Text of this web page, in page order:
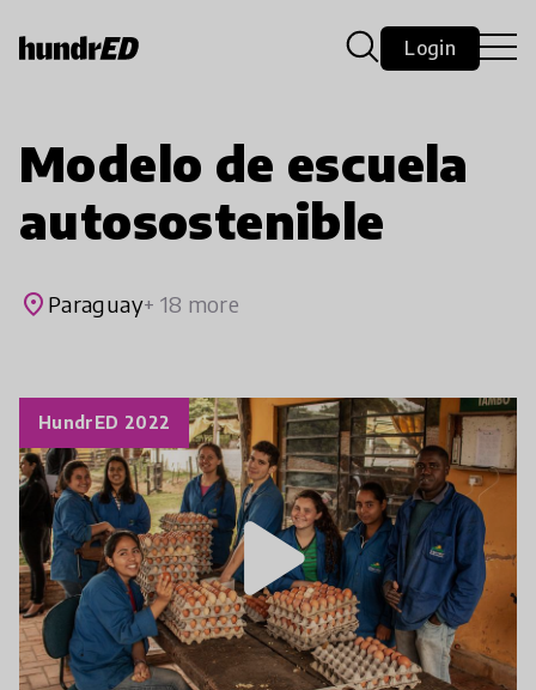
Login
Modelo de escuela
autosostenible
place Paraguay+ 18 more
HundrED 2022
play_arrow